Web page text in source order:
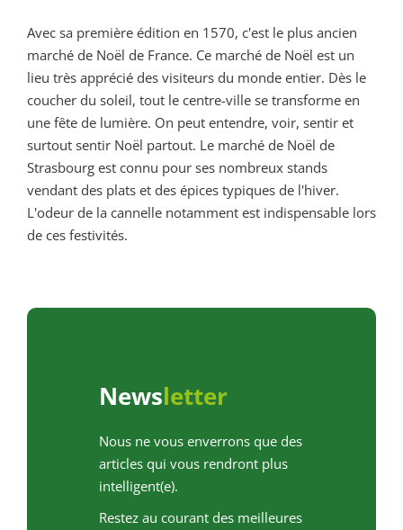
Avec sa première édition en 1570, c'est le plus ancien
marché de Noël de France. Ce marché de Noël est un
lieu très apprécié des visiteurs du monde entier. Dès le
coucher du soleil, tout le centre-ville se transforme en
une fête de lumière. On peut entendre, voir, sentir et
surtout sentir Noël partout. Le marché de Noël de
Strasbourg est connu pour ses nombreux stands
vendant des plats et des épices typiques de l'hiver.
L'odeur de la cannelle notamment est indispensable lors
de ces festivités.
Newsletter
Nous ne vous enverrons que des
articles qui vous rendront plus
intelligent(e).
Restez au courant des meilleures